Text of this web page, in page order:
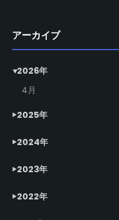
アーカイブ
2026年
4月
2025年
2024年
2023年
2022年